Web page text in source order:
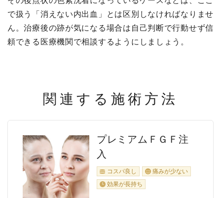
で扱う「消えない内出血」とは区別しなければなりませ
ん。治療後の跡が気になる場合は自己判断で行動せず信
頼できる医療機関で相談するようにしましょう。
関連する施術方法
プレミアムＦＧＦ注
入
コスパ良し
痛みが少ない
効果が長持ち